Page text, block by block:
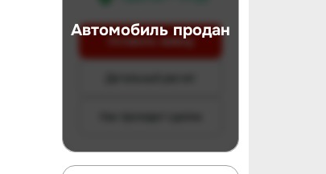
Автомобиль продан
Оставить заявку